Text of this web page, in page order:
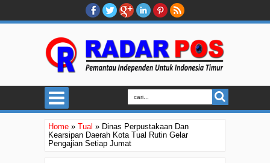
Home » Tual » Dinas Perpustakaan Dan
Kearsipan Daerah Kota Tual Rutin Gelar
Pengajian Setiap Jumat